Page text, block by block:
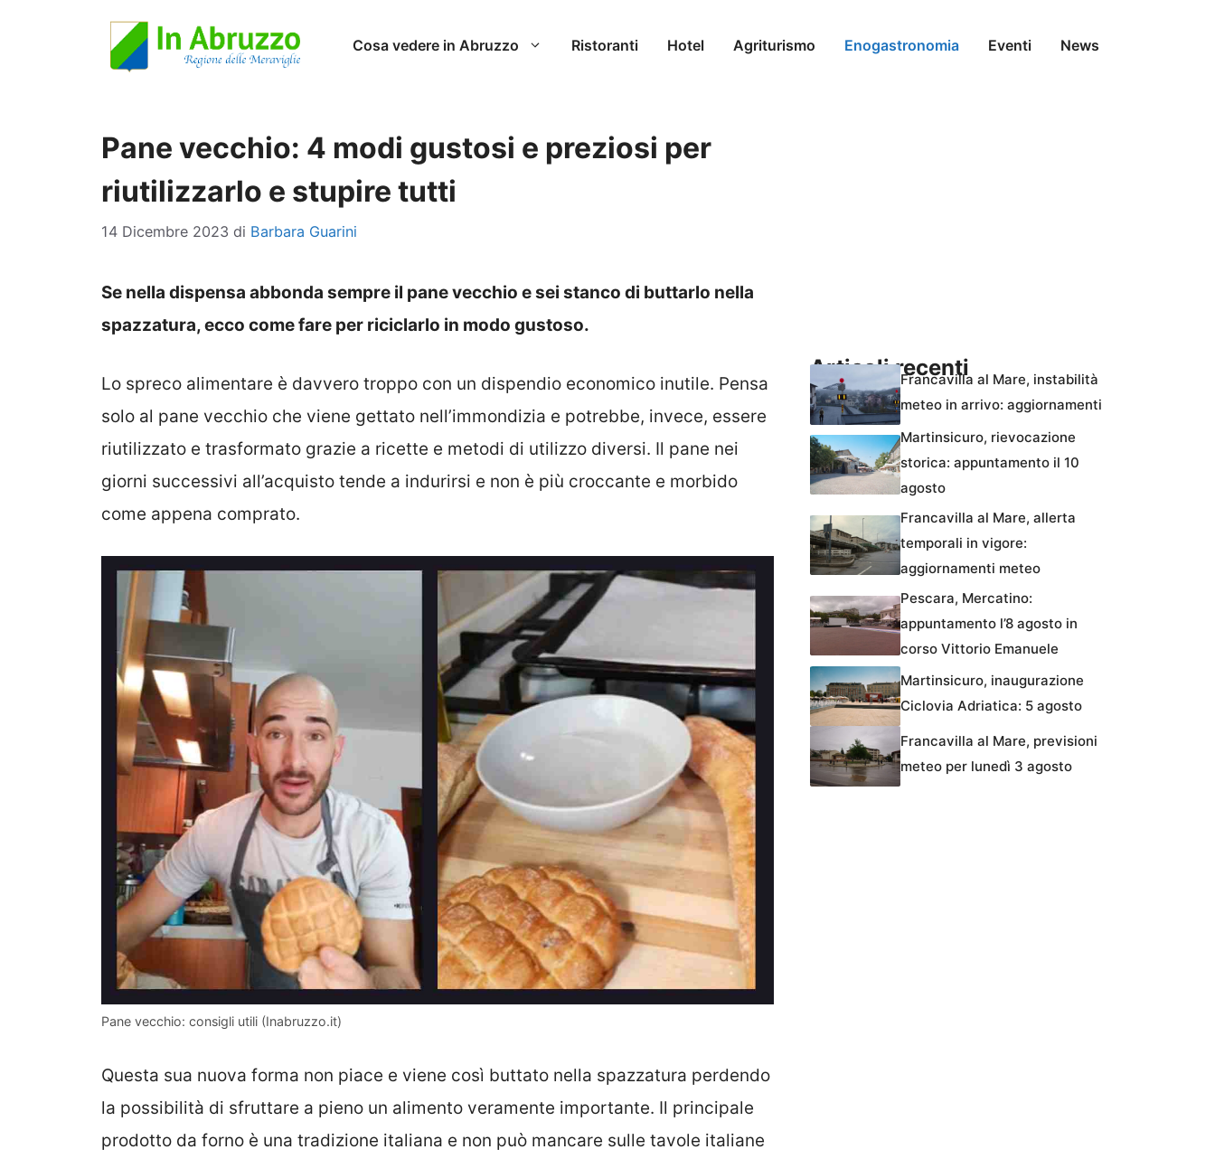
Cosa vedere in Abruzzo Ristoranti Hotel Agriturismo Enogastronomia Eventi News
Pane vecchio: 4 modi gustosi e preziosi per
riutilizzarlo e stupire tutti
14 Dicembre 2023 di Barbara Guarini
Se nella dispensa abbonda sempre il pane vecchio e sei stanco di buttarlo nella
spazzatura, ecco come fare per riciclarlo in modo gustoso.
Lo spreco alimentare è davvero troppo con un dispendio economico inutile. Pensa
solo al pane vecchio che viene gettato nell’immondizia e potrebbe, invece, essere
riutilizzato e trasformato grazie a ricette e metodi di utilizzo diversi. Il pane nei
giorni successivi all’acquisto tende a indurirsi e non è più croccante e morbido
come appena comprato.
Pane vecchio: consigli utili (Inabruzzo.it)
Questa sua nuova forma non piace e viene così buttato nella spazzatura perdendo
la possibilità di sfruttare a pieno un alimento veramente importante. Il principale
prodotto da forno è una tradizione italiana e non può mancare sulle tavole italiane
Articoli recentiFrancavilla al Mare, instabilità
meteo in arrivo: aggiornamenti
Martinsicuro, rievocazione
storica: appuntamento il 10
agosto
Francavilla al Mare, allerta
temporali in vigore:
aggiornamenti meteo
Pescara, Mercatino:
appuntamento l’8 agosto in
corso Vittorio Emanuele
Martinsicuro, inaugurazione
Ciclovia Adriatica: 5 agosto
Francavilla al Mare, previsioni
meteo per lunedì 3 agosto